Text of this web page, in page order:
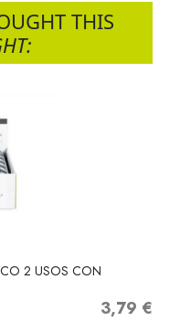
THIS
2 USOS CON
Precio
3,79 €